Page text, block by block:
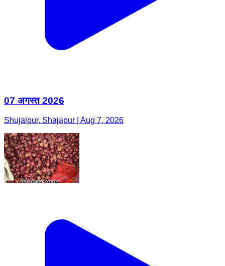
07 अगस्त 2026
Shujalpur, Shajapur | Aug 7, 2026